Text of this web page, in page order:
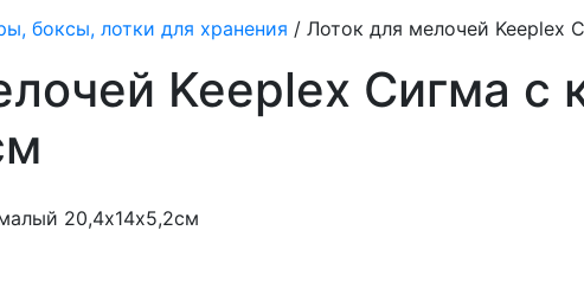
боксы, лотки для хранения / Лоток для мелочей Keeplex
Keeplex Сигма
20,4х14х5,2см